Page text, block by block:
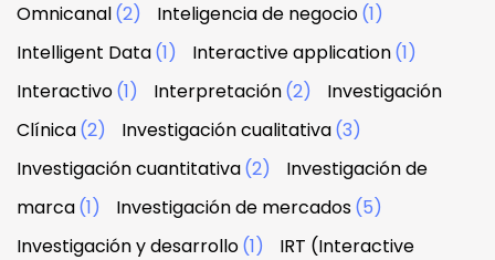
Omnicanal(2) Inteligencia de negocio(1)
Intelligent Data(1) Interactive application(1)
Interactivo(1) Interpretación(2)
Investigación
Clínica(2) Investigación cualitativa(3)
Investigación cuantitativa(2)
Investigación de
marca(1) Investigación de mercados(5)
Investigación y desarrollo(1)
IRT (Interactive